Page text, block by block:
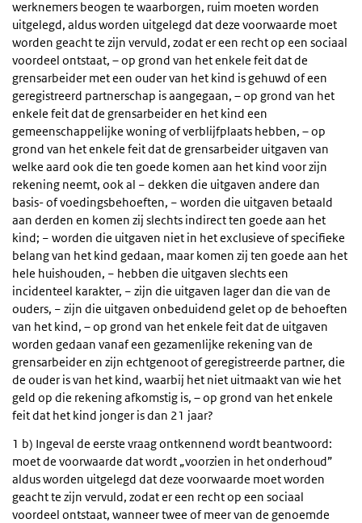
werknemers beogen te waarborgen, ruim moeten worden
uitgelegd, aldus worden uitgelegd dat deze voorwaarde moet
worden geacht te zijn vervuld, zodat er een recht op een sociaal
voordeel ontstaat, – op grond van het enkele feit dat de
grensarbeider met een ouder van het kind is gehuwd of een
geregistreerd partnerschap is aangegaan, – op grond van het
enkele feit dat de grensarbeider en het kind een
gemeenschappelijke woning of verblijfplaats hebben, – op
grond van het enkele feit dat de grensarbeider uitgaven van
welke aard ook die ten goede komen aan het kind voor zijn
rekening neemt, ook al − dekken die uitgaven andere dan
basis- of voedingsbehoeften, − worden die uitgaven betaald
aan derden en komen zij slechts indirect ten goede aan het
kind; − worden die uitgaven niet in het exclusieve of specifieke
belang van het kind gedaan, maar komen zij ten goede aan het
hele huishouden, − hebben die uitgaven slechts een
incidenteel karakter, − zijn die uitgaven lager dan die van de
ouders, − zijn die uitgaven onbeduidend gelet op de behoeften
van het kind, – op grond van het enkele feit dat de uitgaven
worden gedaan vanaf een gezamenlijke rekening van de
grensarbeider en zijn echtgenoot of geregistreerde partner, die
de ouder is van het kind, waarbij het niet uitmaakt van wie het
geld op die rekening afkomstig is, – op grond van het enkele
feit dat het kind jonger is dan 21 jaar?
1 b) Ingeval de eerste vraag ontkennend wordt beantwoord:
moet de voorwaarde dat wordt „voorzien in het onderhoud”
aldus worden uitgelegd dat deze voorwaarde moet worden
geacht te zijn vervuld, zodat er een recht op een sociaal
voordeel ontstaat, wanneer twee of meer van de genoemde